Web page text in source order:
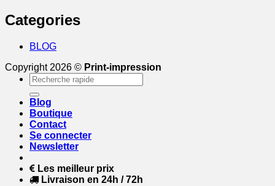
Categories
BLOG
Copyright 2026 © Print-impression
Recherche
pour :
Blog
Boutique
Contact
Se connecter
Newsletter
Les meilleur prix
Livraison en 24h / 72h